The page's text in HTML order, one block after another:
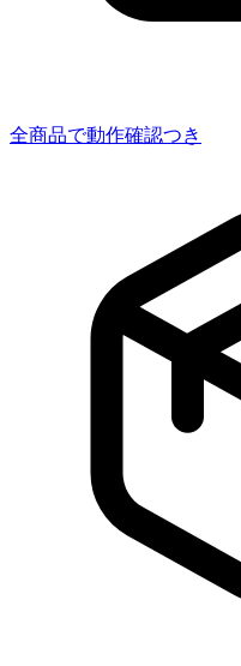
全商品で動作確認つき